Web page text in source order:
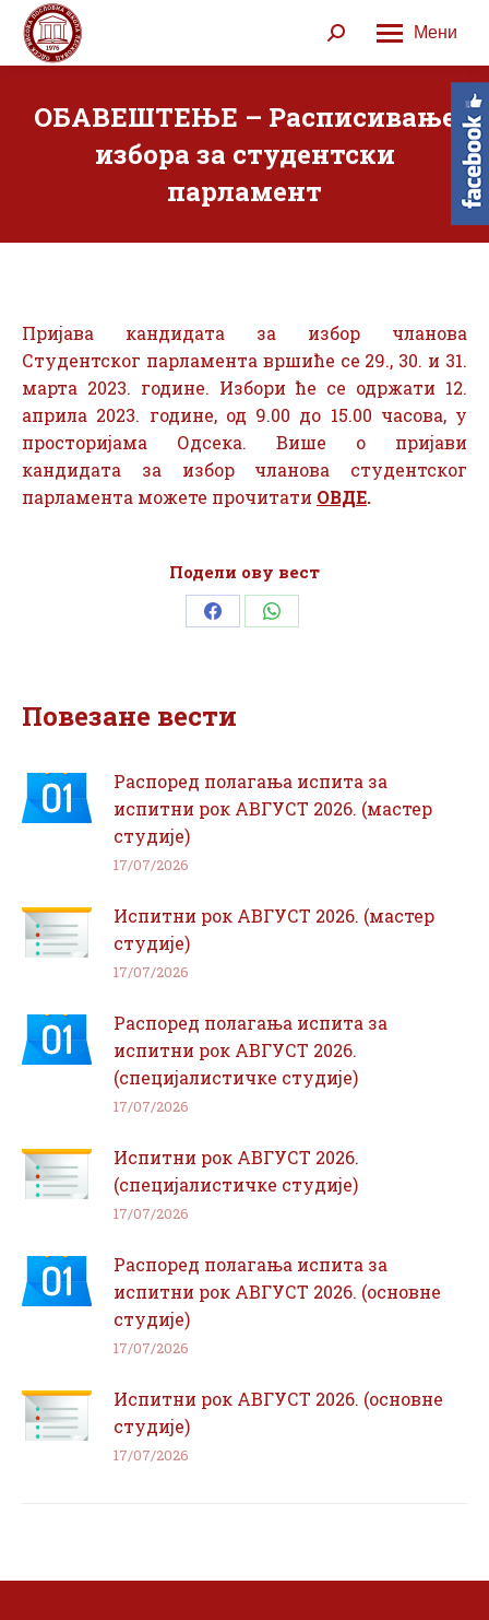
Мени
Search:
ОБАВЕШТЕЊЕ – Расписивање
избора за студентски
парламент
Пријава кандидата за избор чланова
Студентског парламента вршиће се 29., 30. и 31.
марта 2023. године. Избори ће се одржати 12.
априла 2023. године, од 9.00 до 15.00 часова, у
просторијама Одсека. Више о пријави
кандидата за избор чланова студентског
парламента можете прочитати ОВДЕ.
Подели ову вест
Share Share
Повезане вести
Распоред полагања испита за
испитни рок АВГУСТ 2026. (мастер
студије)
17/07/2026
Испитни рок АВГУСТ 2026. (мастер
студије)
17/07/2026
Распоред полагања испита за
испитни рок АВГУСТ 2026.
(специјалистичке студије)
17/07/2026
Испитни рок АВГУСТ 2026.
(специјалистичке студије)
17/07/2026
Распоред полагања испита за
испитни рок АВГУСТ 2026. (основне
студије)
17/07/2026
Испитни рок АВГУСТ 2026. (основне
студије)
17/07/2026